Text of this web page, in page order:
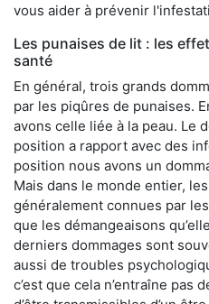
vous aider à prévenir
Les punaises de lit : les
santé
En général, trois grands
par les piqûres de punaises.
avons celle liée à la peau. Le
position a rapport avec des
position nous avons un
Mais dans le monde entier,
généralement connues par
que les démangeaisons
derniers dommages sont
aussi de troubles
c’est que cela n’entraîne pas